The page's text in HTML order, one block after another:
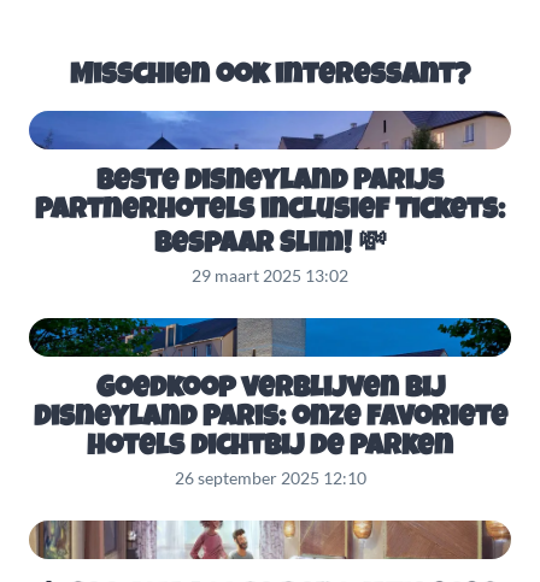
Misschien ook interessant?
Beste Disneyland Parijs
Partnerhotels inclusief Tickets:
Bespaar Slim! 💸
29 maart 2025 13:02
Goedkoop verblijven bij
Disneyland Paris: onze favoriete
hotels dichtbij de parken
26 september 2025 12:10